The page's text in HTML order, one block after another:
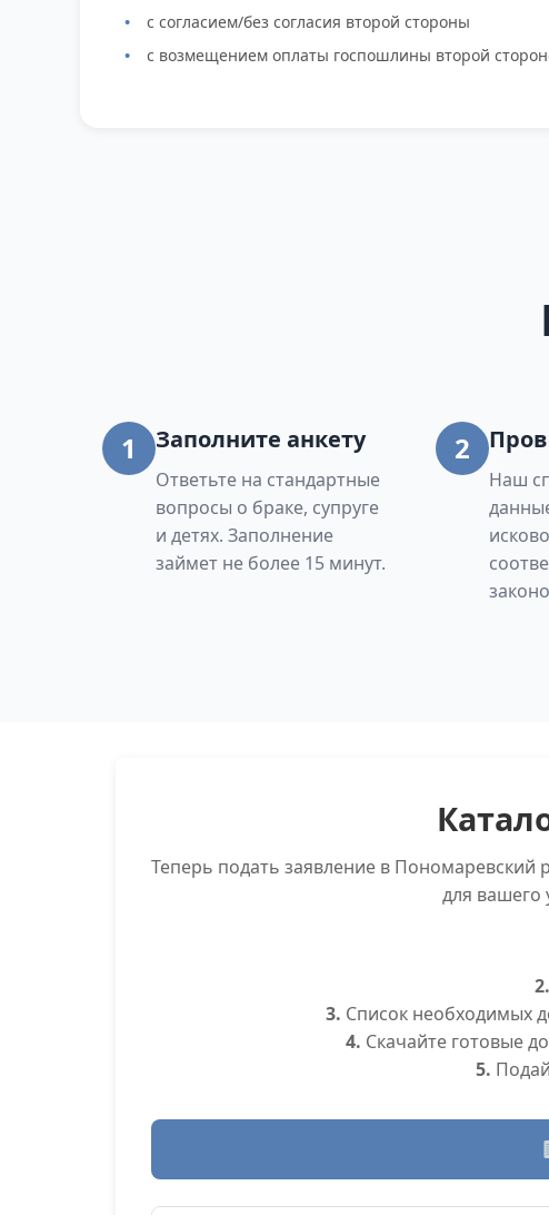
с согласием/без согласия второй стороны
с возмещением оплаты госпошлины второй
1 Заполните анкету
Ответьте на стандартные
вопросы о браке, супруге
и детях. Заполнение
займет не более 15 минут.
2
Наш
Теперь подать заявление в
для вашего
2.
3. Список необходимых
4. Скачайте готовые
5.